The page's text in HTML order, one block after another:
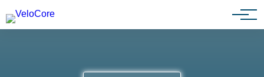
Partnerprogramm